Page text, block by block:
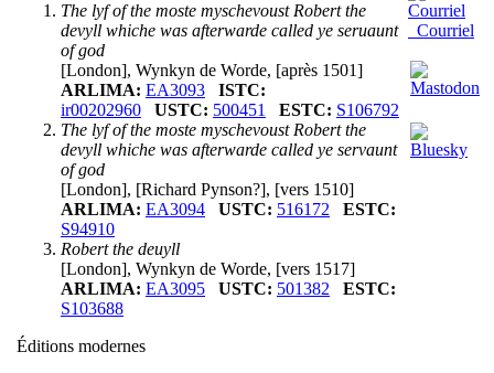
The lyf of the moste myschevoust Robert the
devyll whiche was afterwarde called ye seruaunt
of god
[London], Wynkyn de Worde, [après 1501]
ARLIMA: EA3093
ISTC:
ir00202960
USTC: 500451 ESTC: S106792
The lyf of the moste myschevoust Robert the
devyll whiche was afterwarde called ye servaunt
of god
[London], [Richard Pynson?], [vers 1510]
ARLIMA: EA3094 USTC: 516172
ESTC:
S94910
Robert the deuyll
[London], Wynkyn de Worde, [vers 1517]
ARLIMA: EA3095 USTC: 501382
ESTC:
S103688
Éditions modernes
Courriel